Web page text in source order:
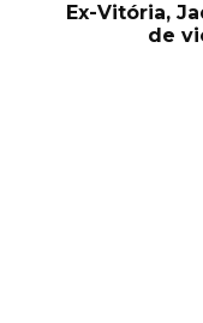
Ex-Vitória,
de